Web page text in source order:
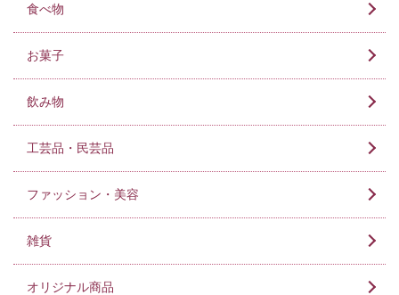
食べ物
お菓子
飲み物
工芸品・民芸品
ファッション・美容
雑貨
オリジナル商品